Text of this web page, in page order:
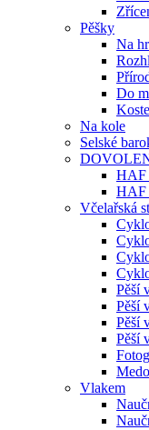
Pěšky
Na
Do
Na kole
Selské
HAF
HAF
Včelařská
Pěší
Pěší
Pěší
Pěší
Vlakem